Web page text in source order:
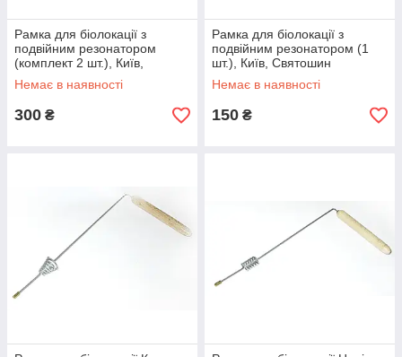
Рамка для біолокації з
подвійним резонатором
(комплект 2 шт.), Київ,
Святошин
Немає в наявності
300 ₴
Рамка для біолокації з
подвійним резонатором (1
шт.), Київ, Святошин
Немає в наявності
150 ₴